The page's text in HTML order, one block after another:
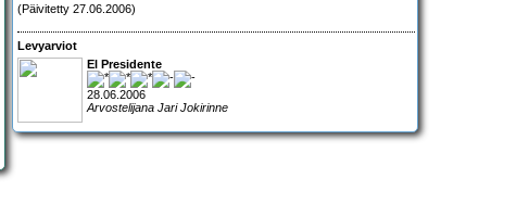
(Päivitetty 27.06.2006)
Levyarviot
El Presidente
28.06.2006
Arvostelijana Jari Jokirinne